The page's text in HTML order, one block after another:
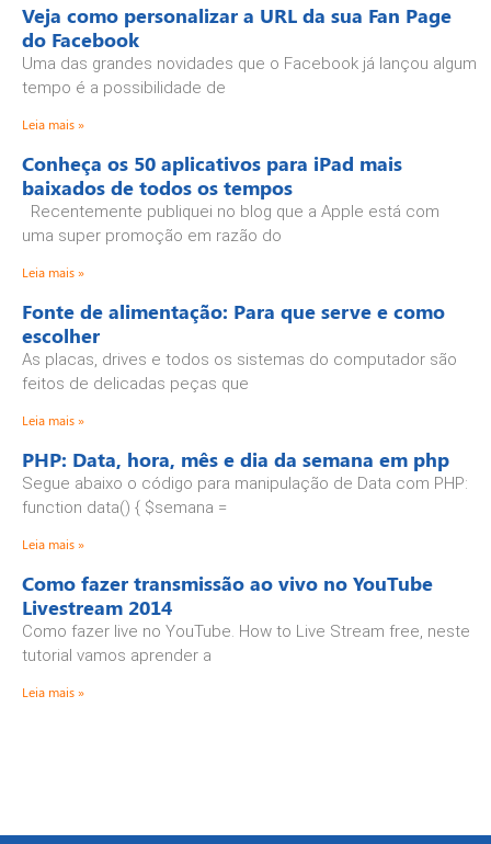
Veja como personalizar a URL da sua Fan Page
do Facebook
Uma das grandes novidades que o Facebook já lançou algum
tempo é a possibilidade de
Leia mais »
Conheça os 50 aplicativos para iPad mais
baixados de todos os tempos
Recentemente publiquei no blog que a Apple está com
uma super promoção em razão do
Leia mais »
Fonte de alimentação: Para que serve e como
escolher
As placas, drives e todos os sistemas do computador são
feitos de delicadas peças que
Leia mais »
PHP: Data, hora, mês e dia da semana em php
Segue abaixo o código para manipulação de Data com PHP:
function data() { $semana =
Leia mais »
Como fazer transmissão ao vivo no YouTube
Livestream 2014
Como fazer live no YouTube. How to Live Stream free, neste
tutorial vamos aprender a
Leia mais »